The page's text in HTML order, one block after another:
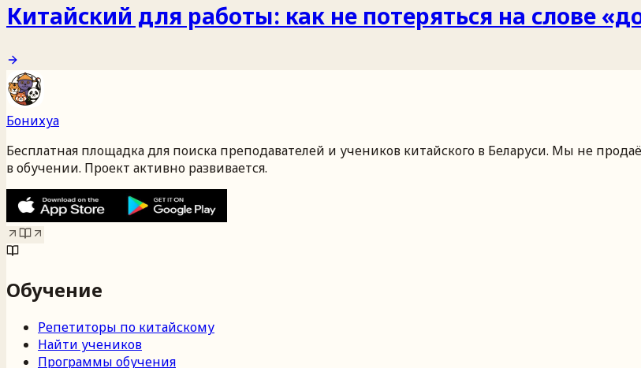
Китайский для работы: как не потеряться на слове
Бонихуа
Бесплатная площадка для поиска преподавателей и учеников китайского в Беларуси. Мы не
в обучении. Проект активно развивается.
Обучение
Репетиторы по китайскому
Найти учеников
Программы обучения